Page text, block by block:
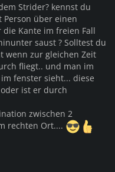
Strider? kennst du
über einen
Kante im freien Fall
saust ? Solltest du
wenn zur gleichen Zeit
fliegt.. und man im
fenster sieht... diese
ist er durch
zwischen 2
rechten Ort....